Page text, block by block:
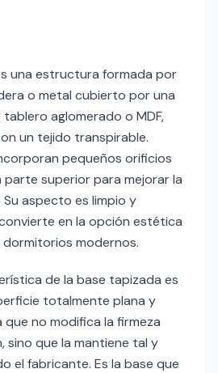
una estructura formada por
o metal cubierto por una
aglomerado o MDF,
un tejido transpirable.
pequeños orificios
parte superior para mejorar la
aspecto es limpio y
en la opción estética
modernos.
de la base tapizada es
totalmente plana y
que no modifica la firmeza
sino que la mantiene tal y
el fabricante. Es la base que